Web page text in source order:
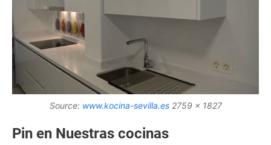
Source: www.kocina-sevilla.es2759 x 1827
Pin en Nuestras cocinas